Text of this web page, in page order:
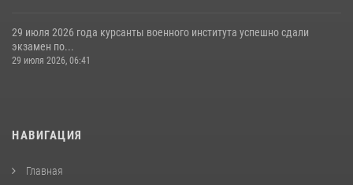
29 июля 2026 года курсанты военного института успешно сдали
экзамен по...
29 июля 2026, 06:41
НАВИГАЦИЯ
Главная